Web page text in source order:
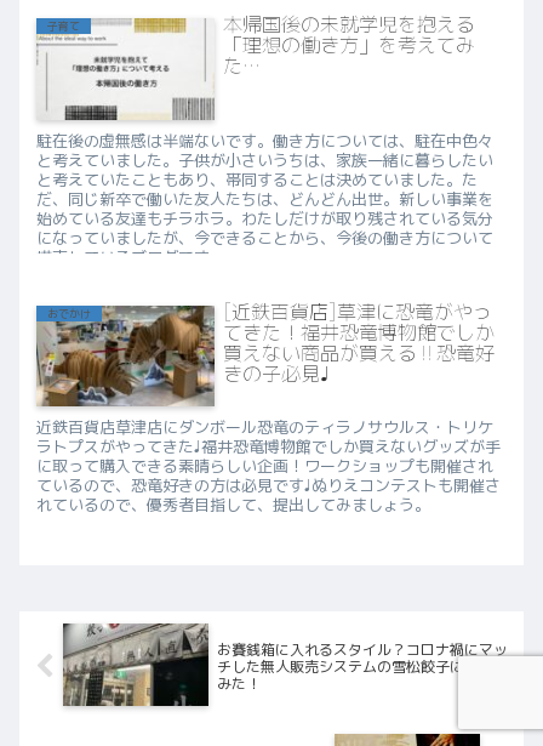
子育て 本帰国後の未就学児を抱える
「理想の働き方」を考えてみ
た…
駐在後の虚無感は半端ないです。働き方については、駐在中色々
と考えていました。子供が小さいうちは、家族一緒に暮らしたい
と考えていたこともあり、帯同することは決めていました。た
だ、同じ新卒で働いた友人たちは、どんどん出世。新しい事業を
始めている友達もチラホラ。わたしだけが取り残されている気分
になっていましたが、今できることから、今後の働き方について
模索しているブログです。
おでかけ [近鉄百貨店]草津に恐竜がやっ
てきた！福井恐竜博物館でしか
買えない商品が買える‼︎恐竜好
きの子必見♩
近鉄百貨店草津店にダンボール恐竜のティラノサウルス・トリケ
ラトプスがやってきた♩福井恐竜博物館でしか買えないグッズが手
に取って購入できる素晴らしい企画！ワークショップも開催され
ているので、恐竜好きの方は必見です♩ぬりえコンテストも開催さ
れているので、優秀者目指して、提出してみましょう。
お賽銭箱に入れるスタイル？コロナ禍にマッ
チした無人販売システムの雪松餃子に行って
みた！